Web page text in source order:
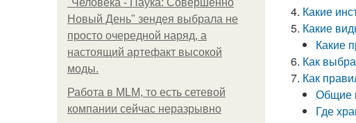
"Человека - Паука: Совершенно
Новый День" зендея выбрала не
просто очередной наряд, а
настоящий артефакт высокой
моды.
Работа в MLM, то есть сетевой
компании сейчас неразрывно
Какие
Какие
Какие
Как
Как
Общие
Где